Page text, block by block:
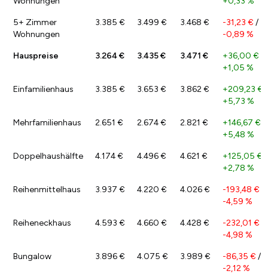
5+ Zimmer
Wohnungen
3.385 € 3.499 € 3.468 € -31,23 € /
-0,89 %
Hauspreise 3.264 € 3.435 € 3.471 € +36,00 €
+1,05 %
Einfamilienhaus 3.385 € 3.653 € 3.862 € +209,23 €
+5,73 %
Mehrfamilienhaus 2.651 € 2.674 € 2.821 € +146,67 €
+5,48 %
Doppelhaushälfte 4.174 € 4.496 € 4.621 € +125,05 €
+2,78 %
Reihenmittelhaus 3.937 € 4.220 € 4.026 € -193,48 €
-4,59 %
Reiheneckhaus 4.593 € 4.660 € 4.428 € -232,01 €
-4,98 %
Bungalow 3.896 € 4.075 € 3.989 € -86,35 € /
-2,12 %